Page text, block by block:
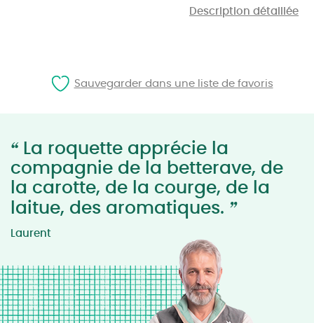
Description détaillée
“ La roquette apprécie la
compagnie de la betterave, de
la carotte, de la courge, de la
laitue, des aromatiques. ”
Laurent
Sauvegarder dans une liste de favoris